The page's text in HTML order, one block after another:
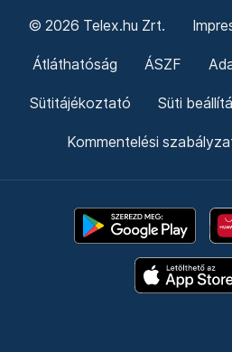
© 2026 Telex.hu Zrt.
Átláthatóság ÁSZF
Sütitájékoztató Süti
Kommentelési